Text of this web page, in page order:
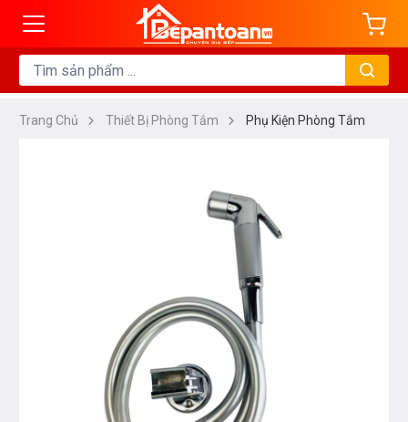
Trang Chủ Thiết Bị Phòng Tắm Phụ Kiện Phòng Tắm